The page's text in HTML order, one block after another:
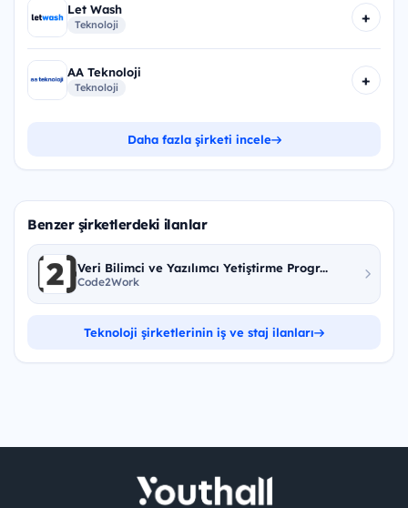
Let Wash
Teknoloji +
AA Teknoloji
Teknoloji +
Daha fazla şirketi incele
Benzer şirketlerdeki ilanlar
Veri Bilimci ve Yazılımcı Yetiştirme Progr...
Code2Work
Teknoloji şirketlerinin iş ve staj ilanları